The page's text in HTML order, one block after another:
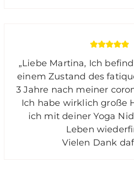
„Liebe Martina, Ich
einem Zustand des
3 Jahre nach meiner
Ich habe wirklich große
ich mit deiner Yoga
Leben
Vielen Dank